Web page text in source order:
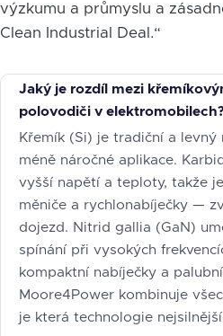
výzkumu a průmyslu a
Clean Industrial Deal.“
Jaký je rozdíl mezi
polovodiči v
Křemík (Si) je tradiční a
méně náročné aplikace.
vyšší napětí a teploty, takže
měniče a rychlonabíječky —
dojezd. Nitrid gallia (GaN)
spínání při vysokých
kompaktní nabíječky a
Moore4Power kombinuje
je která technologie